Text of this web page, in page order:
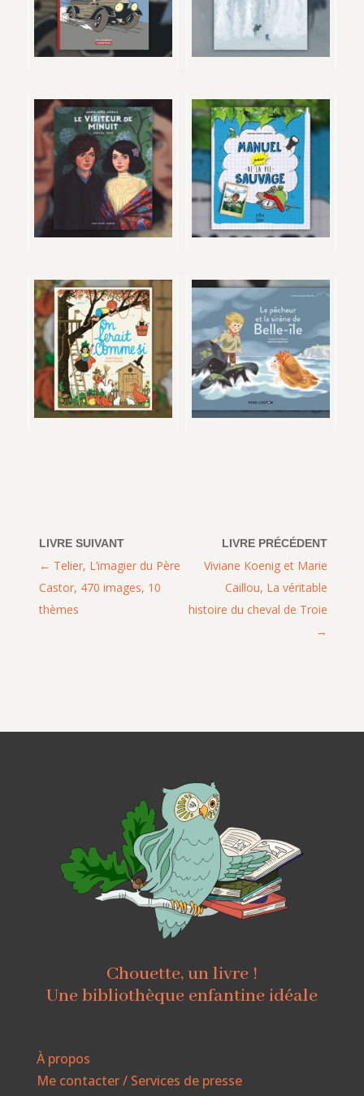
Viviane Koenig et Marie
Caillou, La véritable
histoire du cheval de Troie
Telier, L’imagier du Père
Castor, 470 images, 10
thèmes
Chouette, un livre !
Une bibliothèque enfantine idéale
À propos
Me contacter / Services de presse